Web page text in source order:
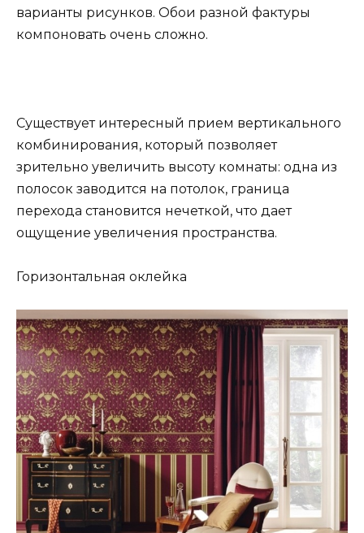
варианты рисунков. Обои разной фактуры
компоновать очень сложно.
Существует интересный прием вертикального
комбинирования, который позволяет
зрительно увеличить высоту комнаты: одна из
полосок заводится на потолок, граница
перехода становится нечеткой, что дает
ощущение увеличения пространства.
Горизонтальная оклейка